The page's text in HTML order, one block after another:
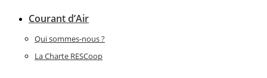
Courant d’Air
Qui sommes-nous ?
La Charte RESCoop